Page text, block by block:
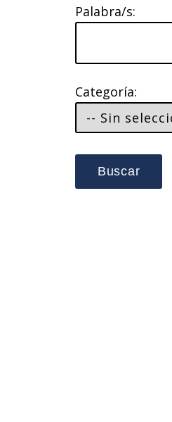
Palabra/s:
Categoría:
Buscar